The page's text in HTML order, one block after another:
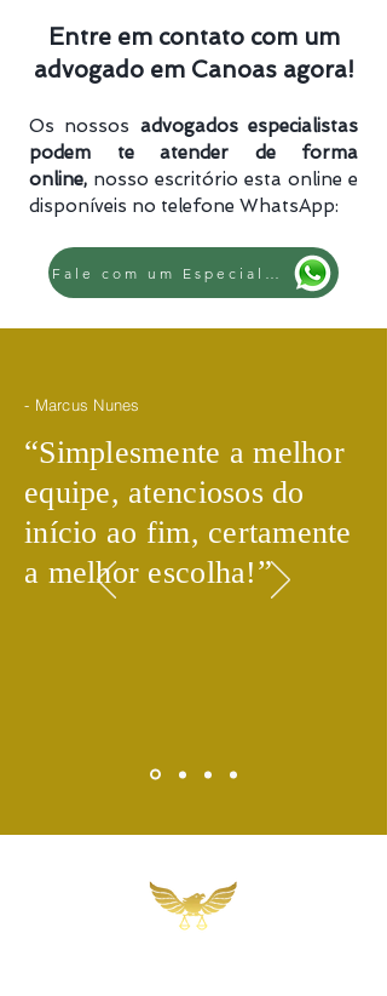
Entre em contato com um
advogado em Canoas agora!
Os nossos advogados especialistas
podem te atender de forma
online, nosso escritório esta online e
disponíveis no telefone WhatsApp:
- Marcus Nunes
​“Simplesmente a melhor
equipe, atenciosos do
início ao fim, certamente
a melhor escolha!​”